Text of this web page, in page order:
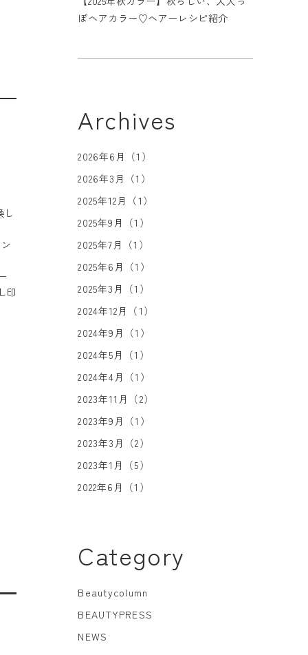
し
印
ぽヘアカラー♡ヘアーレシピ紹介
Archives
2026年6月（1）
2026年3月（1）
2025年12月（1）
2025年9月（1）
2025年7月（1）
2025年6月（1）
2025年3月（1）
2024年12月（1）
2024年9月（1）
2024年5月（1）
2024年4月（1）
2023年11月（2）
2023年9月（1）
2023年3月（2）
2023年1月（5）
2022年6月（1）
Category
Beautycolumn
BEAUTYPRESS
NEWS